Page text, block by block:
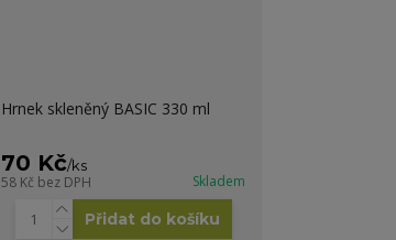
Hrnek skleněný BASIC 330 ml
70 Kč/ks
58 Kč bez DPH Skladem
Přidat do košíku